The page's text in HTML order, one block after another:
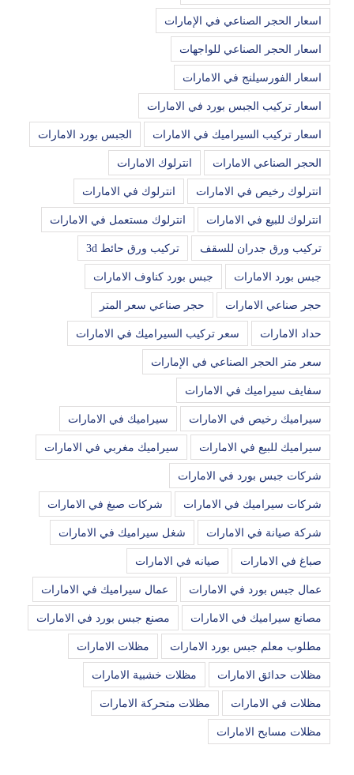
اسعار الحجر الصناعي في الإمارات
اسعار الحجر الصناعي للواجهات
اسعار الفورسيلنج في الامارات
اسعار تركيب الجبس بورد في الامارات
اسعار تركيب السيراميك في الامارات الجبس بورد الامارات
الحجر الصناعي الامارات انترلوك الامارات
انترلوك رخيص في الامارات انترلوك في الامارات
انترلوك للبيع في الامارات انترلوك مستعمل في الامارات
تركيب ورق جدران للسقف تركيب ورق حائط 3d
جبس بورد الامارات جبس بورد كناوف الامارات
حجر صناعي الامارات حجر صناعي سعر المتر
حداد الامارات سعر تركيب السيراميك في الامارات
سعر متر الحجر الصناعي في الإمارات
سفايف سيراميك في الامارات
سيراميك رخيص في الامارات سيراميك في الامارات
سيراميك للبيع في الامارات سيراميك مغربي في الامارات
شركات جبس بورد في الامارات
شركات سيراميك في الامارات شركات صبغ في الامارات
شركة صيانة في الامارات شغل سيراميك في الامارات
صباغ في الامارات صيانه في الامارات
عمال جبس بورد في الامارات عمال سيراميك في الامارات
مصانع سيراميك في الامارات مصنع جبس بورد في الامارات
مطلوب معلم جبس بورد الامارات مظلات الامارات
مظلات حدائق الامارات مظلات خشبية الامارات
مظلات في الامارات مظلات متحركة الامارات
مظلات مسابح الامارات